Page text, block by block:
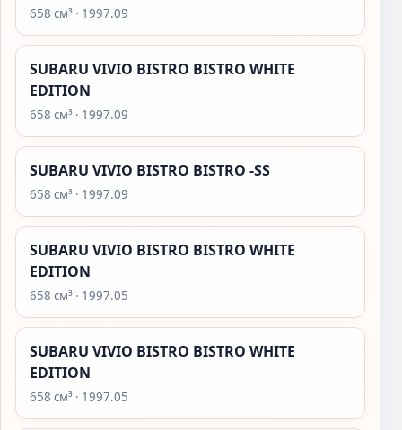
658 см³ · 1997.09
SUBARU VIVIO BISTRO BISTRO WHITE
EDITION
658 см³ · 1997.09
SUBARU VIVIO BISTRO BISTRO -SS
658 см³ · 1997.09
SUBARU VIVIO BISTRO BISTRO WHITE
EDITION
658 см³ · 1997.05
SUBARU VIVIO BISTRO BISTRO WHITE
EDITION
658 см³ · 1997.05